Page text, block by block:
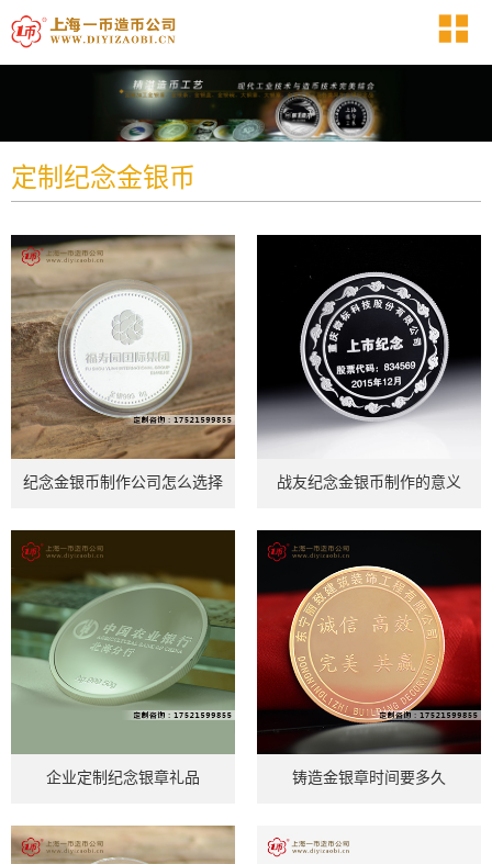
定制纪念金银币
纪念金银币制作公司怎么选择 战友纪念金银币制作的意义
企业定制纪念银章礼品 铸造金银章时间要多久